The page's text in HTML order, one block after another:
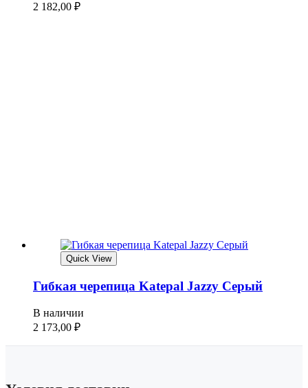
2 182,00 ₽
Quick View
Гибкая черепица Katepal Jazzy Серый
В наличии
2 173,00 ₽